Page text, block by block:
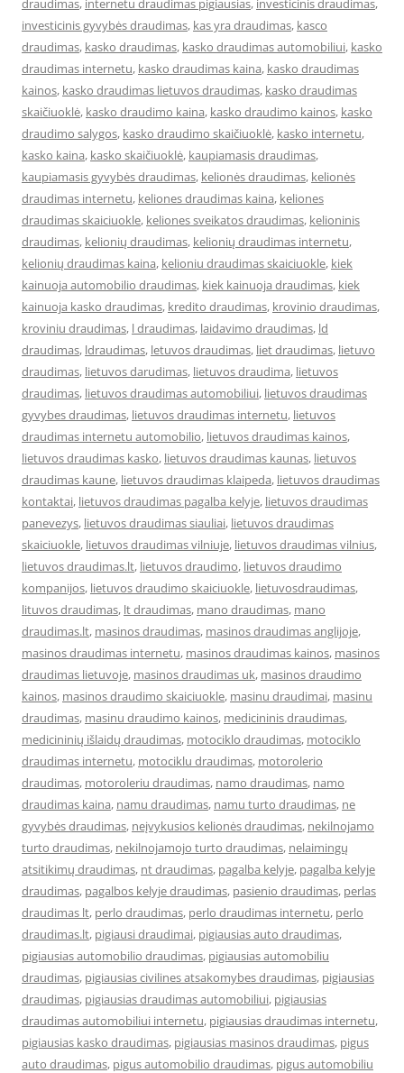
draudimas, internetu draudimas pigiausias, investicinis draudimas,
investicinis gyvybės draudimas, kas yra draudimas, kasco
draudimas, kasko draudimas, kasko draudimas automobiliui, kasko
draudimas internetu, kasko draudimas kaina, kasko draudimas
kainos, kasko draudimas lietuvos draudimas, kasko draudimas
skaičiuoklė, kasko draudimo kaina, kasko draudimo kainos, kasko
draudimo salygos, kasko draudimo skaičiuoklė, kasko internetu,
kasko kaina, kasko skaičiuoklė, kaupiamasis draudimas,
kaupiamasis gyvybės draudimas, kelionės draudimas, kelionės
draudimas internetu, keliones draudimas kaina, keliones
draudimas skaiciuokle, keliones sveikatos draudimas, kelioninis
draudimas, kelionių draudimas, kelionių draudimas internetu,
kelionių draudimas kaina, kelioniu draudimas skaiciuokle, kiek
kainuoja automobilio draudimas, kiek kainuoja draudimas, kiek
kainuoja kasko draudimas, kredito draudimas, krovinio draudimas,
kroviniu draudimas, l draudimas, laidavimo draudimas, ld
draudimas, ldraudimas, letuvos draudimas, liet draudimas, lietuvo
draudimas, lietuvos darudimas, lietuvos draudima, lietuvos
draudimas, lietuvos draudimas automobiliui, lietuvos draudimas
gyvybes draudimas, lietuvos draudimas internetu, lietuvos
draudimas internetu automobilio, lietuvos draudimas kainos,
lietuvos draudimas kasko, lietuvos draudimas kaunas, lietuvos
draudimas kaune, lietuvos draudimas klaipeda, lietuvos draudimas
kontaktai, lietuvos draudimas pagalba kelyje, lietuvos draudimas
panevezys, lietuvos draudimas siauliai, lietuvos draudimas
skaiciuokle, lietuvos draudimas vilniuje, lietuvos draudimas vilnius,
lietuvos draudimas.lt, lietuvos draudimo, lietuvos draudimo
kompanijos, lietuvos draudimo skaiciuokle, lietuvosdraudimas,
lituvos draudimas, lt draudimas, mano draudimas, mano
draudimas.lt, masinos draudimas, masinos draudimas anglijoje,
masinos draudimas internetu, masinos draudimas kainos, masinos
draudimas lietuvoje, masinos draudimas uk, masinos draudimo
kainos, masinos draudimo skaiciuokle, masinu draudimai, masinu
draudimas, masinu draudimo kainos, medicininis draudimas,
medicininių išlaidų draudimas, motociklo draudimas, motociklo
draudimas internetu, motociklu draudimas, motorolerio
draudimas, motoroleriu draudimas, namo draudimas, namo
draudimas kaina, namu draudimas, namu turto draudimas, ne
gyvybės draudimas, neįvykusios kelionės draudimas, nekilnojamo
turto draudimas, nekilnojamojo turto draudimas, nelaimingų
atsitikimų draudimas, nt draudimas, pagalba kelyje, pagalba kelyje
draudimas, pagalbos kelyje draudimas, pasienio draudimas, perlas
draudimas lt, perlo draudimas, perlo draudimas internetu, perlo
draudimas.lt, pigiausi draudimai, pigiausias auto draudimas,
pigiausias automobilio draudimas, pigiausias automobiliu
draudimas, pigiausias civilines atsakomybes draudimas, pigiausias
draudimas, pigiausias draudimas automobiliui, pigiausias
draudimas automobiliui internetu, pigiausias draudimas internetu,
pigiausias kasko draudimas, pigiausias masinos draudimas, pigus
auto draudimas, pigus automobilio draudimas, pigus automobiliu